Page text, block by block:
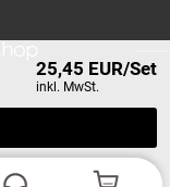
25,45 EUR/Set
inkl. MwSt.